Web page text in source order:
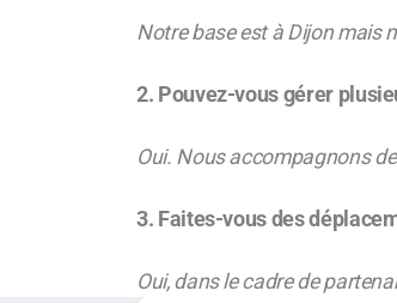
Notre base est à Dijon mais
2. Pouvez-vous gérer
Oui. Nous accompagnons
3. Faites-vous des
Oui, dans le cadre de